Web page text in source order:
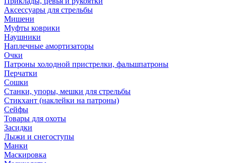
Аксессуары для стрельбы
Мишени
Муфты коврики
Наушники
Наплечные амортизаторы
Очки
Патроны холодной пристрелки, фальшпатроны
Перчатки
Сошки
Станки, упоры, мешки для стрельбы
Стикхант (наклейки на патроны)
Сейфы
Товары для охоты
Засидки
Лыжи и снегоступы
Манки
Маскировка